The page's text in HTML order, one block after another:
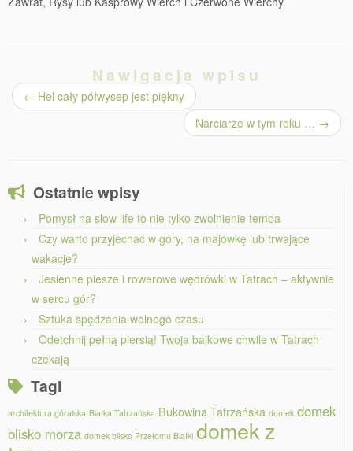
Nawigacja wpisu
← Hel cały półwysep jest piękny
Narciarze w tym roku … →
Ostatnie wpisy
Pomysł na slow life to nie tylko zwolnienie tempa
Czy warto przyjechać w góry, na majówkę lub trwające
wakacje?
Jesienne piesze i rowerowe wędrówki w Tatrach – aktywnie
w sercu gór?
Sztuka spędzania wolnego czasu
Odetchnij pełną piersią! Twoja bajkowe chwile w Tatrach
czekają
Tagi
architektura góralska Białka Tatrzańska Bukowina Tatrzańska domek domek
blisko morza domek blisko Przełomu Białki domek z